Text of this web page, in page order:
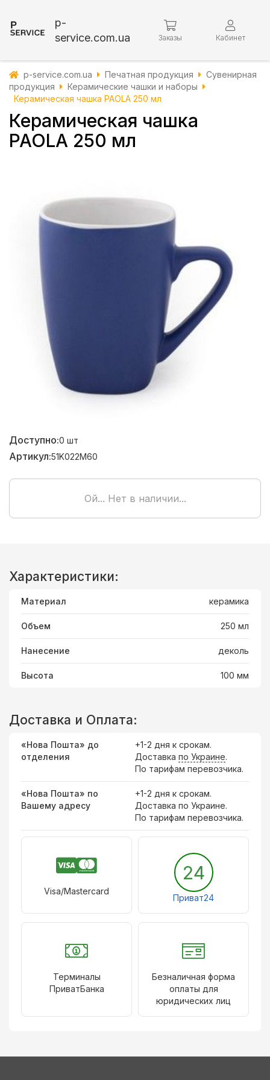
p-
service.com.ua
Заказы Кабинет
p-service.com.ua Печатная продукция
Сувенирная
продукция
Керамические чашки и наборы
Керамическая чашка PAOLA 250 мл
Керамическая чашка
PAOLA 250 мл
Доступно:0 шт
Артикул:51K022M60
Ой... Нет в наличии...
Характеристики:
Материал керамика
Объем 250 мл
Нанесение деколь
Высота 100 мм
Доставка и Оплата:
«Нова Пошта» до
отделения
+1-2 дня к срокам.
Доставка по Украине.
По тарифам перевозчика.
«Нова Пошта» по
Вашему адресу
+1-2 дня к срокам.
Доставка по Украине.
По тарифам перевозчика.
Visa/Mastercard
24
Приват24
Терминалы
ПриватБанка
Безналичная форма
оплаты для
юридических лиц